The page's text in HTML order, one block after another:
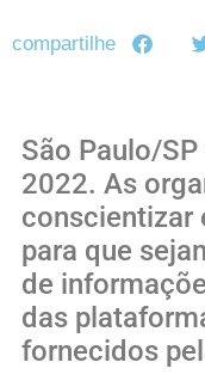
compartilhe
São Paulo/
2022. As
conscientizar
para que
de
das
fornecidos